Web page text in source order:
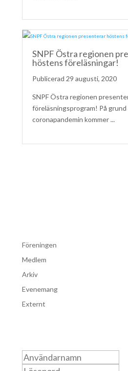
SNPF Östra regionen
höstens föreläsningar!
29 augusti, 2020
SNPF Östra regionen
föreläsningsprogram! På grund
coronapandemin kommer ...
Föreningen
Medlem
Arkiv
Evenemang
Externt